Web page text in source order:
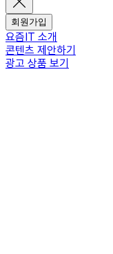
회원가입
요즘IT 소개
콘텐츠 제안하기
광고 상품 보기